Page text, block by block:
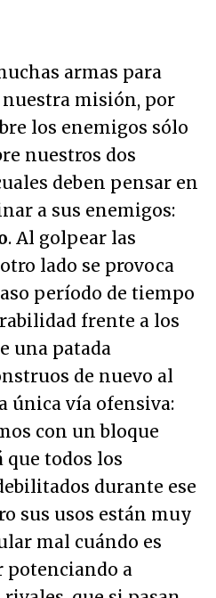
armas para
misión, por
los enemigos sólo
nuestros dos
deben pensar en
a sus enemigos:
. Al golpear las
lado se provoca
período de tiempo
frente a los
una patada
de nuevo al
única vía ofensiva:
con un bloque
que todos los
durante ese
sus usos están muy
mal cuándo es
potenciando a